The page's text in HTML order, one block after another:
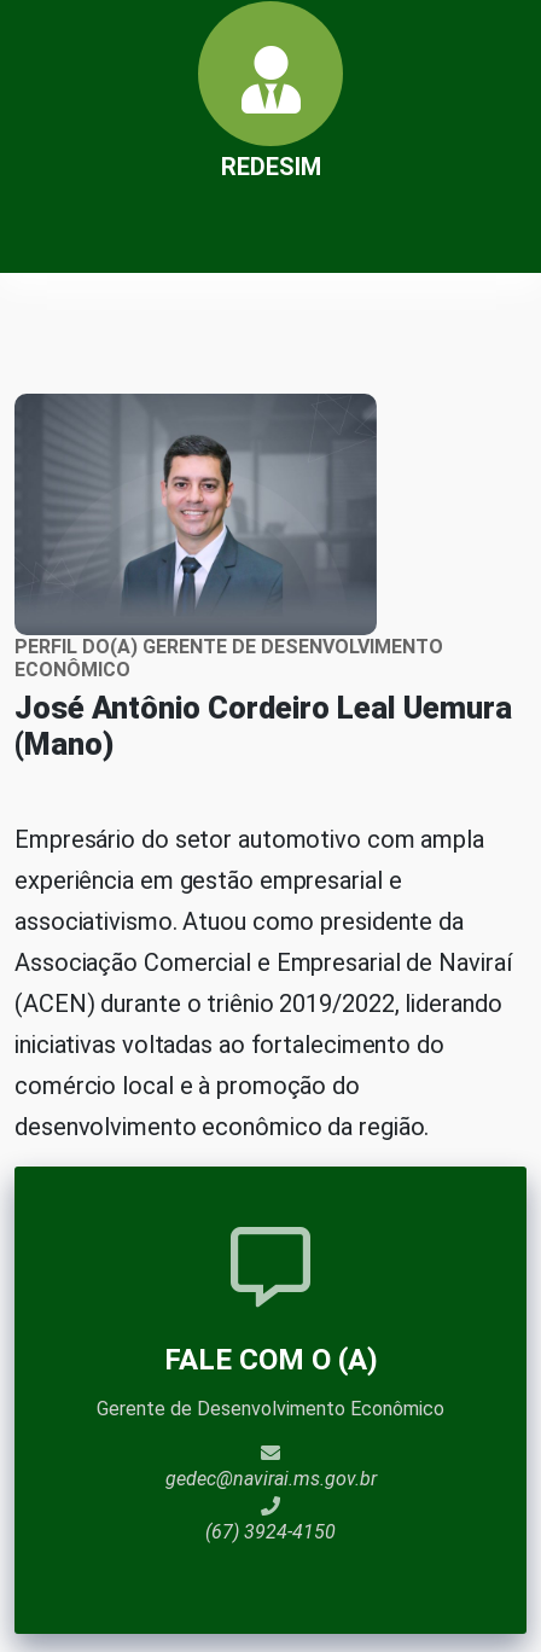
REDESIM
PERFIL DO(A) GERENTE DE DESENVOLVIMENTO
ECONÔMICO
José Antônio Cordeiro Leal Uemura
(Mano)
Empresário do setor automotivo com ampla
experiência em gestão empresarial e
associativismo. Atuou como presidente da
Associação Comercial e Empresarial de Naviraí
(ACEN) durante o triênio 2019/2022, liderando
iniciativas voltadas ao fortalecimento do
comércio local e à promoção do
desenvolvimento econômico da região.
FALE COM O (A)
Gerente de Desenvolvimento Econômico
gedec@navirai.ms.gov.br
(67) 3924-4150